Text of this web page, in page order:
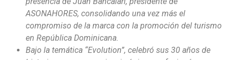
ASONAHORES, consolidando una vez más el
compromiso de la marca con la promoción del turismo
en República Dominicana.
Bajo la temática “Evolution”, celebró sus 30 años de